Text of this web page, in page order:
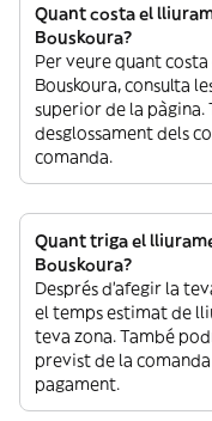
Quant costa el
Bouskoura?
Per veure quant
Bouskoura, consulta
superior de la pàgina.
desglossament dels
comanda.
Quant triga el
Bouskoura?
Després d’afegir la
el temps estimat de
teva zona. També
previst de la
pagament.